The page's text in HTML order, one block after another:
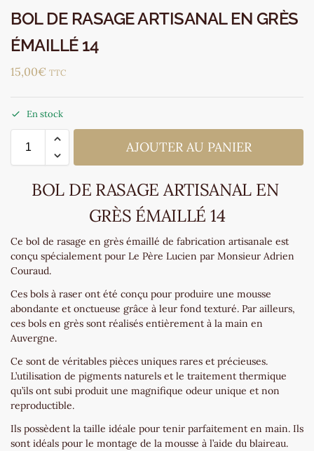
BOL DE RASAGE ARTISANAL EN GRÈS
ÉMAILLÉ 14
15,00€ TTC
En stock
AJOUTER AU PANIER
BOL DE RASAGE ARTISANAL EN
GRÈS ÉMAILLÉ 14
Ce bol de rasage en grès émaillé de fabrication artisanale est
conçu spécialement pour Le Père Lucien par Monsieur Adrien
Couraud.
Ces bols à raser ont été conçu pour produire une mousse
abondante et onctueuse grâce à leur fond texturé. Par ailleurs,
ces bols en grès sont réalisés entièrement à la main en
Auvergne.
Ce sont de véritables pièces uniques rares et précieuses.
L’utilisation de pigments naturels et le traitement thermique
qu’ils ont subi produit une magnifique odeur unique et non
reproductible.
Ils possèdent la taille idéale pour tenir parfaitement en main. Ils
sont idéals pour le montage de la mousse à l’aide du blaireau.